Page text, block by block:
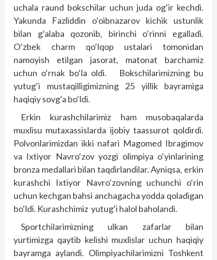
uchala raund bokschilar uchun juda og‘ir kechdi.
Yakunda Fazliddin o‘oibnazarov kichik ustunlik
bilan g‘alaba qozonib, birinchi o‘rinni egalladi.
O‘zbek charm qo‘lqop ustalari tomonidan
namoyish etilgan jasorat, matonat barchamiz
uchun o‘rnak bo‘la oldi. Bokschilarimizning bu
yutug‘i mustaqilligimizning 25 yillik bayramiga
haqiqiy sovg‘a bo‘ldi.
Erkin kurashchilarimiz ham musobaqalarda
muxlisu mutaxassislarda ijobiy taassurot qoldirdi.
Polvonlarimizdan ikki nafari Magomed Ibragimov
va Ixtiyor Navro‘zov yozgi olimpiya o‘yinlarining
bronza medallari bilan taqdirlandilar. Ayniqsa, erkin
kurashchi Ixtiyor Navro‘zovning uchunchi o‘rin
uchun kechgan bahsi anchagacha yodda qoladigan
bo‘ldi. Kurashchimiz yutug‘i halol baholandi.
Sportchilarimizning ulkan zafarlar bilan
yurtimizga qaytib kelishi muxlislar uchun haqiqiy
bayramga aylandi. Olimpiyachilarimizni Toshkent